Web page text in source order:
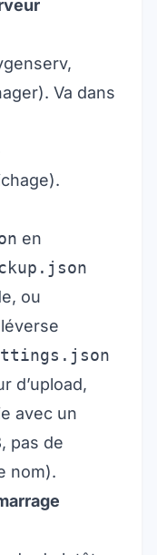
Va dans
en
ou
d’upload,
avec un
pas de
nom).